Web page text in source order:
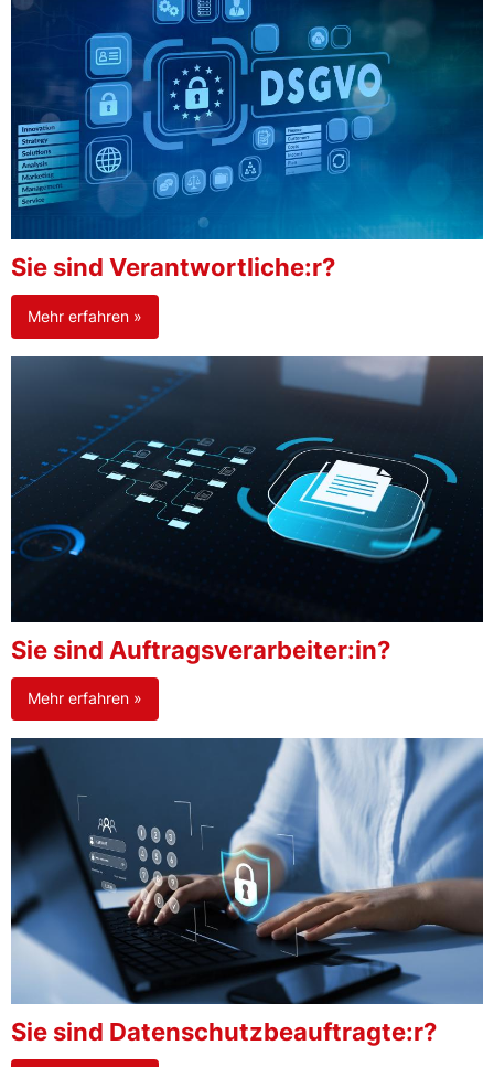
Sie sind Verantwortliche:r?
Mehr erfahren »
Sie sind Auftragsverarbeiter:in?
Mehr erfahren »
Sie sind Datenschutzbeauftragte:r?